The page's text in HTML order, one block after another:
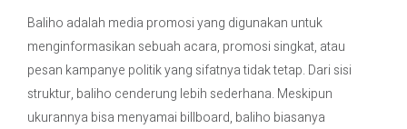
Baliho adalah media promosi yang digunakan untuk
menginformasikan sebuah acara, promosi singkat, atau
pesan kampanye politik yang sifatnya tidak tetap. Dari sisi
struktur, baliho cenderung lebih sederhana. Meskipun
ukurannya bisa menyamai billboard, baliho biasanya